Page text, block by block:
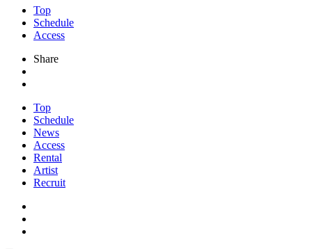
Top
Schedule
Access
Share
Top
Schedule
News
Access
Rental
Artist
Recruit